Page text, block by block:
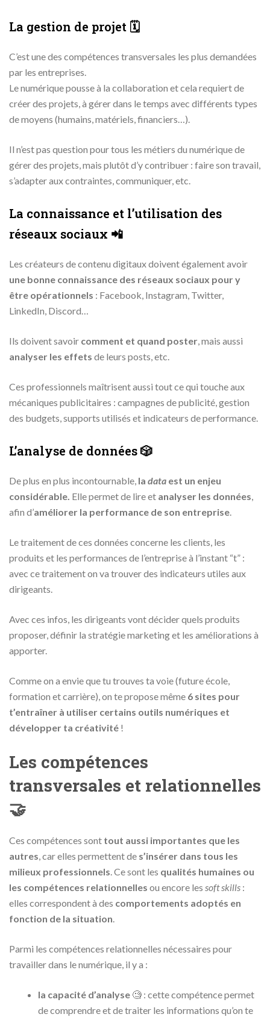
La gestion de projet 🗓
C’est une des compétences transversales les plus demandées
par les entreprises.
Le numérique pousse à la collaboration et cela requiert de
créer des projets, à gérer dans le temps avec différents types
de moyens (humains, matériels, financiers…).
Il n’est pas question pour tous les métiers du numérique de
gérer des projets, mais plutôt d’y contribuer : faire son travail,
s’adapter aux contraintes, communiquer, etc.
La connaissance et l’utilisation des
réseaux sociaux 📲
Les créateurs de contenu digitaux doivent également avoir
une bonne connaissance des réseaux sociaux pour y
être opérationnels : Facebook, Instagram, Twitter,
LinkedIn, Discord…
Ils doivent savoir comment et quand poster, mais aussi
analyser les effets de leurs posts, etc.
Ces professionnels maîtrisent aussi tout ce qui touche aux
mécaniques publicitaires : campagnes de publicité, gestion
des budgets, supports utilisés et indicateurs de performance.
L’analyse de données 🎲
De plus en plus incontournable, la data est un enjeu
considérable. Elle permet de lire et analyser les données,
afin d’améliorer la performance de son entreprise.
Le traitement de ces données concerne les clients, les
produits et les performances de l’entreprise à l’instant “t” :
avec ce traitement on va trouver des indicateurs utiles aux
dirigeants.
Avec ces infos, les dirigeants vont décider quels produits
proposer, définir la stratégie marketing et les améliorations à
apporter.
Comme on a envie que tu trouves ta voie (future école,
formation et carrière), on te propose même 6 sites pour
t’entraîner à utiliser certains outils numériques et
développer ta créativité !
Les compétences
transversales et relationnelles
🤝
Ces compétences sont tout aussi importantes que les
autres, car elles permettent de s’insérer dans tous les
milieux professionnels. Ce sont les qualités humaines ou
les compétences relationnelles ou encore les soft skills :
elles correspondent à des comportements adoptés en
fonction de la situation.
Parmi les compétences relationnelles nécessaires pour
travailler dans le numérique, il y a :
la capacité d’analyse 🧐 : cette compétence permet
de comprendre et de traiter les informations qu’on te